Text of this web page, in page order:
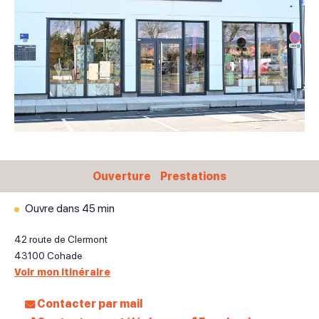
Ouverture Prestations
Ouvre dans 45 min
42 route de Clermont
43100 Cohade
Voir mon itinéraire
Contacter par mail